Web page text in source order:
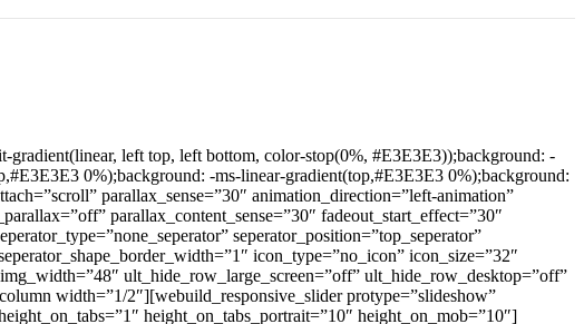
left top, left bottom, color-stop(0%, #E3E3E3));background: -
0%);background: -ms-linear-gradient(top,#E3E3E3 0%);background:
parallax_sense=”30″ animation_direction=”left-animation”
parallax_content_sense=”30″ fadeout_start_effect=”30″
seperator_position=”top_seperator”
icon_type=”no_icon” icon_size=”32″
ult_hide_row_large_screen=”off” ult_hide_row_desktop=”off”
width=”1/2″][webuild_responsive_slider protype=”slideshow”
height_on_tabs_portrait=”10″ height_on_mob=”10″]